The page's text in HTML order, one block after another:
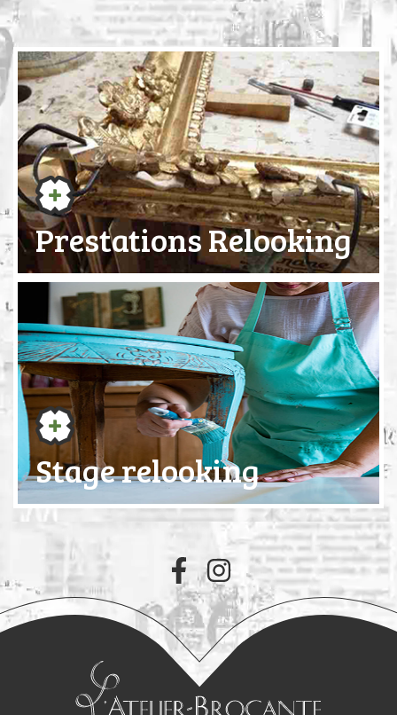
Prestations Relooking
Stage relooking